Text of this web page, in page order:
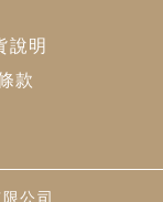
說明
款
公司.